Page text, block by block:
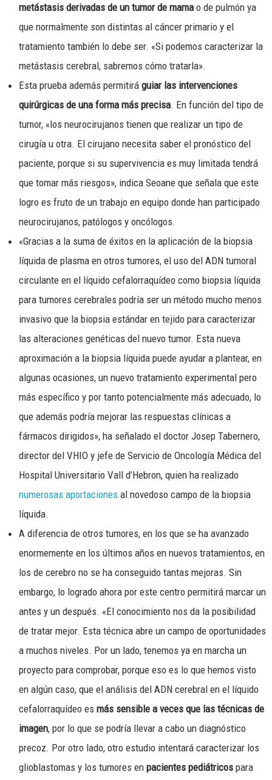
metástasis derivadas de un tumor de mama o de pulmón ya
que normalmente son distintas al cáncer primario y el
tratamiento también lo debe ser. «Si podemos caracterizar la
metástasis cerebral, sabremos cómo tratarla».
Esta prueba además permitirá guiar las intervenciones
quirúrgicas de una forma más precisa. En función del tipo de
tumor, «los neurocirujanos tienen que realizar un tipo de
cirugía u otra. El cirujano necesita saber el pronóstico del
paciente, porque si su supervivencia es muy limitada tendrá
que tomar más riesgos», indica Seoane que señala que este
logro es fruto de un trabajo en equipo donde han participado
neurocirujanos, patólogos y oncólogos.
«Gracias a la suma de éxitos en la aplicación de la biopsia
líquida de plasma en otros tumores, el uso del ADN tumoral
circulante en el líquido cefalorraquídeo como biopsia líquida
para tumores cerebrales podría ser un método mucho menos
invasivo que la biopsia estándar en tejido para caracterizar
las alteraciones genéticas del nuevo tumor. Esta nueva
aproximación a la biopsia líquida puede ayudar a plantear, en
algunas ocasiones, un nuevo tratamiento experimental pero
más específico y por tanto potencialmente más adecuado, lo
que además podría mejorar las respuestas clínicas a
fármacos dirigidos», ha señalado el doctor Josep Tabernero,
director del VHIO y jefe de Servicio de Oncología Médica del
Hospital Universitario Vall d’Hebron, quien ha realizado
numerosas aportaciones al novedoso campo de la biopsia
líquida.
A diferencia de otros tumores, en los que se ha avanzado
enormemente en los últimos años en nuevos tratamientos, en
los de cerebro no se ha conseguido tantas mejoras. Sin
embargo, lo logrado ahora por este centro permitirá marcar un
antes y un después. «El conocimiento nos da la posibilidad
de tratar mejor. Esta técnica abre un campo de oportunidades
a muchos niveles. Por un lado, tenemos ya en marcha un
proyecto para comprobar, porque eso es lo que hemos visto
en algún caso, que el análisis del ADN cerebral en el líquido
cefalorraquídeo es más sensible a veces que las técnicas de
imagen, por lo que se podría llevar a cabo un diagnóstico
precoz. Por otro lado, otro estudio intentará caracterizar los
glioblastomas y los tumores en pacientes pediátricos para